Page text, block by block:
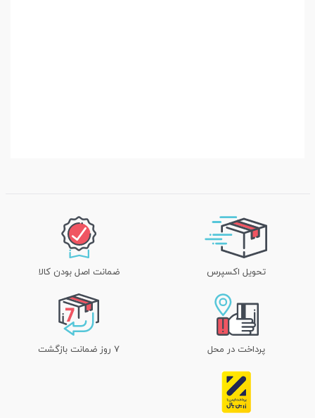
تحویل اکسپرس ضمانت اصل بودن کالا
پرداخت در محل ۷ روز ضمانت بازگشت